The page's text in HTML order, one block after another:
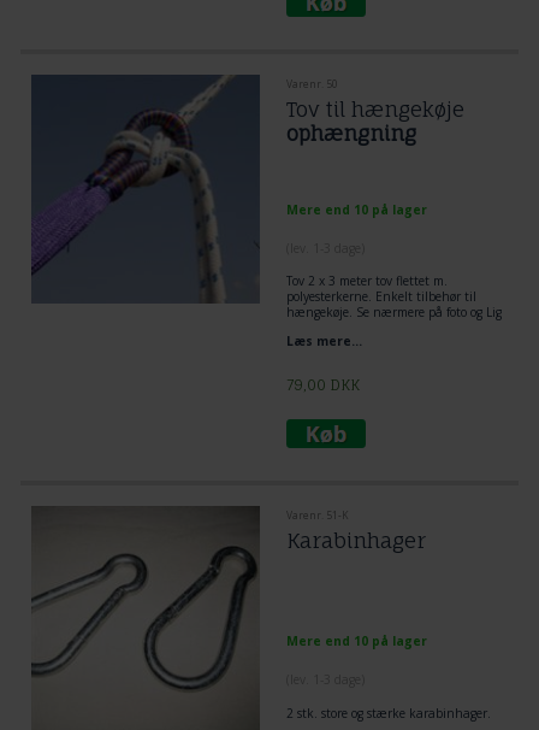
Varenr. 50
Tov til hængekøje
ophængning
Mere end 10 på lager
Tov 2 x 3 meter tov flettet m.
polyesterkerne. Enkelt tilbehør til
hængekøje. Se nærmere på foto og Lig
flagknob mellem hængekøje og tov.
Læs mere...
79,00 DKK
Varenr. 51-K
Karabinhager
Mere end 10 på lager
2 stk. store og stærke karabinhager.